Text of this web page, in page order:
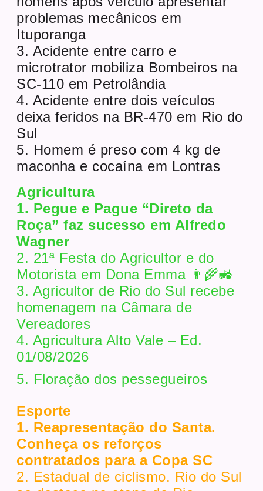
problemas mecânicos em
Ituporanga
3. Acidente entre carro e
microtrator mobiliza Bombeiros na
SC-110 em Petrolândia
4. Acidente entre dois veículos
deixa feridos na BR-470 em Rio do
Sul
5. Homem é preso com 4 kg de
maconha e cocaína em Lontras
Agricultura
1. Pegue e Pague “Direto da
Roça” faz sucesso em Alfredo
Wagner
2. 21ª Festa do Agricultor e do
Motorista em Dona Emma 👨‍🌾🚜
3. Agricultor de Rio do Sul recebe
homenagem na Câmara de
Vereadores
4. Agricultura Alto Vale – Ed.
01/08/2026
5. Floração dos pessegueiros
Esporte
1. Reapresentação do Santa.
Conheça os reforços
contratados para a Copa SC
2. Estadual de ciclismo. Rio do Sul